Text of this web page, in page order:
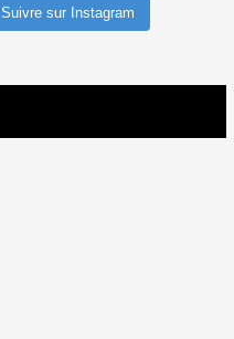
Suivre sur Instagram